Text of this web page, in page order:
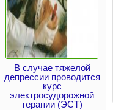
В случае тяжелой
депрессии проводится
курс
электросудорожной
терапии (ЭСТ)